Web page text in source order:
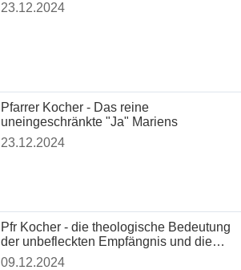
23.12.2024
Pfarrer Kocher - Das reine
uneingeschränkte "Ja" Mariens
23.12.2024
Pfr Kocher - die theologische Bedeutung
der unbefleckten Empfängnis und die
Anfänge von radio horeb
09.12.2024